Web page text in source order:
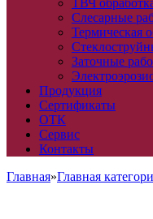
ТВЧ
Слесарные
Термическая
Заточные
Продукция
Сертификаты
ОТК
Сервис
Контакты
Главная»Главная